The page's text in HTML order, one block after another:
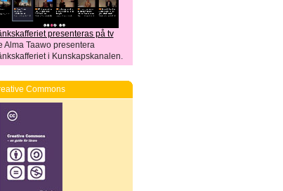
presenteras på tv
Alma Taawo presentera
i Kunskapskanalen.
Commons